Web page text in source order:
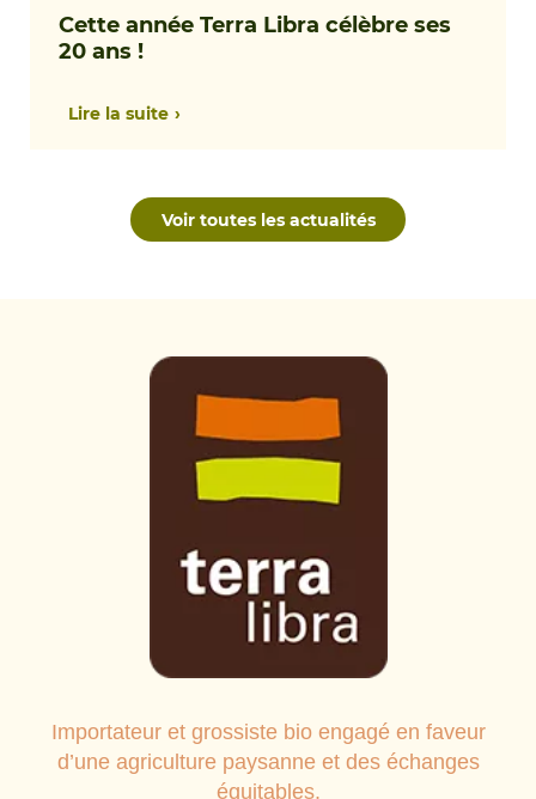
Cette année Terra Libra célèbre ses
20 ans !
Lire la suite
Voir toutes les actualités
Importateur et grossiste bio engagé en faveur
d’une agriculture paysanne et des échanges
équitables.